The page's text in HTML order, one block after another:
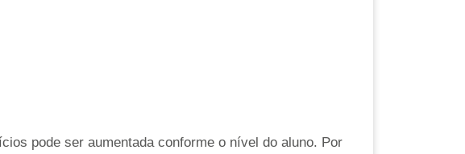
pode ser aumentada conforme o nível do aluno. Por